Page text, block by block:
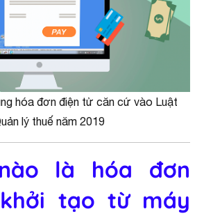
hóa đơn điện tử căn cứ vào Luật
lý thuế năm 2019
là hóa đơn
tạo từ máy